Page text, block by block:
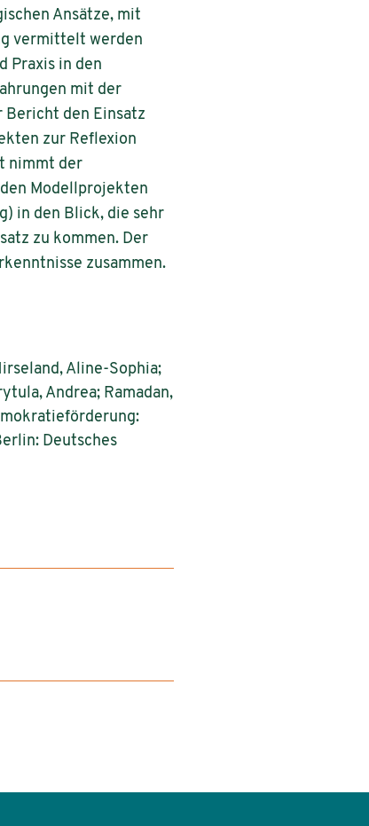
Ansätze, mit
vermittelt werden
Praxis in den
mit der
den Einsatz
zur Reflexion
nimmt der
Modellprojekten
in den Blick, die sehr
zu kommen. Der
zusammen.
Aline-Sophia;
Andrea; Ramadan,
Deutsches